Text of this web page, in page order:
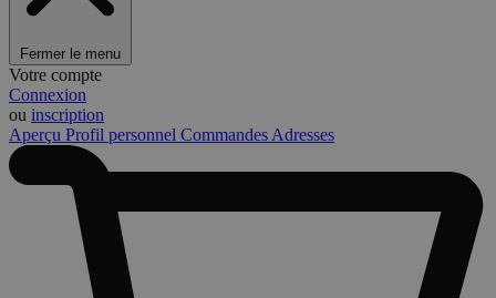
Fermer le menu
Votre compte
Connexion
ou inscription
Aperçu Profil personnel Commandes Adresses